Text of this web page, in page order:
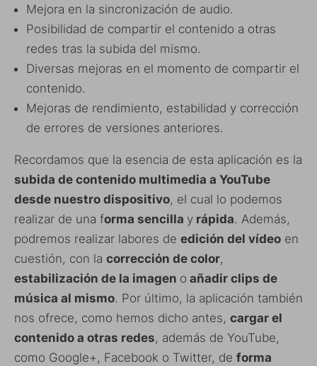
Mejora en la sincronización de audio.
Posibilidad de compartir el contenido a otras
redes tras la subida del mismo.
Diversas mejoras en el momento de compartir el
contenido.
Mejoras de rendimiento, estabilidad y corrección
de errores de versiones anteriores.
Recordamos que la esencia de esta aplicación es la
subida de contenido multimedia a YouTube
desde nuestro dispositivo, el cual lo podemos
realizar de una forma sencilla y rápida. Además,
podremos realizar labores de edición del vídeo en
cuestión, con la corrección de color,
estabilización de la imagen o añadir clips de
música al mismo. Por último, la aplicación también
nos ofrece, como hemos dicho antes, cargar el
contenido a otras redes, además de YouTube,
como Google+, Facebook o Twitter, de forma